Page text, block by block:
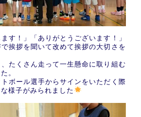
す！」「ありがとうございます！」
挨拶を聞いて改めて挨拶の大切さを
たくさん走って一生懸命に取り組む
。
ボール選手からサインをいただく際
様子がみられました